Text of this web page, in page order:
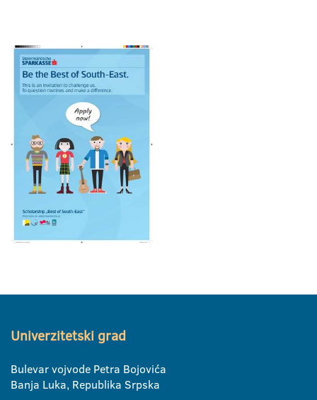
Univerzitetski grad
Bulevar vojvode Petra Bojovića
Banja Luka, Republika Srpska